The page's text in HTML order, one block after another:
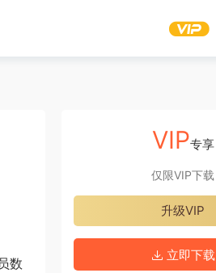
数
VIP专享
仅限VIP下载
升级VIP
立即下载